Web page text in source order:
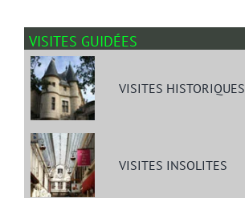
VISITES GUIDÉES
VISITES HISTORIQUES
VISITES INSOLITES